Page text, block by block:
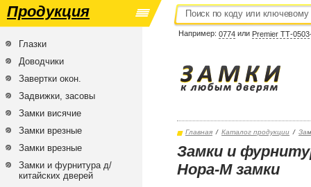
Продукция
Например: 0774 или Premier ТТ-
Глазки
Доводчики
Завертки окон.
Задвижки, засовы
Замки висячие
Замки врезные
Замки врезные
Замки и фурнитура д/
китайских дверей
Главная / Каталог продукции /
Замки и
Нора-М замки